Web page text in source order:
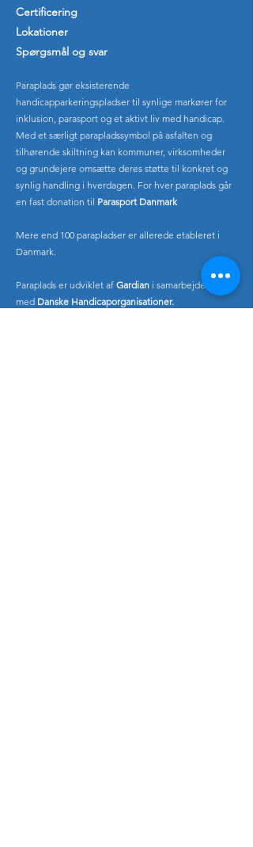
Certificering
Lokationer
Spørgsmål og svar
Paraplads gør eksisterende
handicapparkeringspladser til synlige markører for
inklusion, parasport og et aktivt liv med handicap.
Med et særligt parapladssymbol på asfalten og
tilhørende skiltning kan kommuner, virksomheder
og grundejere omsætte deres støtte til konkret og
synlig handling i hverdagen. For hver paraplads går
en fast donation til Parasport Danmark
Mere end 100 parapladser er allerede etableret i
Danmark.
Paraplads er udviklet af Gardian i samarbejde
med Danske Handicaporganisationer.